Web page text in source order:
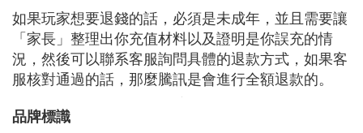
如果玩家想要退錢的話，必須是未成年，並且需要讓
「家長」整理出你充值材料以及證明是你誤充的情
況，然後可以聯系客服詢問具體的退款方式，如果客
服核對通過的話，那麼騰訊是會進行全額退款的。
品牌標識